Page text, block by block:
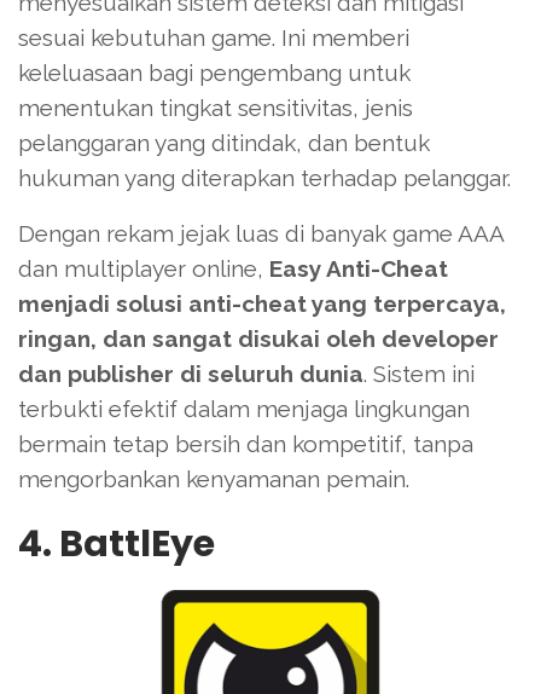
sesuai kebutuhan game. Ini memberi
keleluasaan bagi pengembang untuk
menentukan tingkat sensitivitas, jenis
pelanggaran yang ditindak, dan bentuk
hukuman yang diterapkan terhadap pelanggar.
Dengan rekam jejak luas di banyak game AAA
dan multiplayer online, Easy Anti-Cheat
menjadi solusi anti-cheat yang terpercaya,
ringan, dan sangat disukai oleh developer
dan publisher di seluruh dunia. Sistem ini
terbukti efektif dalam menjaga lingkungan
bermain tetap bersih dan kompetitif, tanpa
mengorbankan kenyamanan pemain.
4. BattlEye